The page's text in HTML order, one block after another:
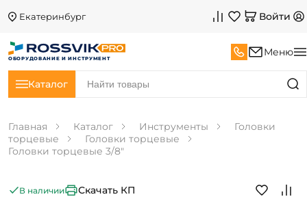
Екатеринбург Войти
ОБОРУДОВАНИЕ И ИНСТРУМЕНТ
Меню
Каталог
Главная Каталог Инструменты
Головки
торцевые
Головки торцевые
Головки торцевые 3/8"
В наличии Скачать КП